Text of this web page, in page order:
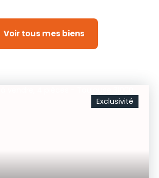
Voir tous mes biens
Exclusivité